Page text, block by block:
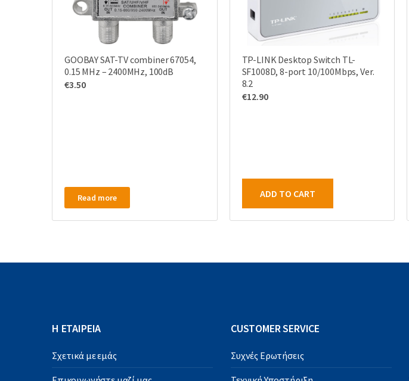
GOOBAY SAT-TV combiner 67054,
0.15 MHz – 2400MHz, 100dB
€3.50
Read more
TP-LINK Desktop Switch TL-
SF1008D, 8-port 10/100Mbps, Ver.
8.2
€12.90
ADD TO CART
Η ΕΤΑΙΡΕΙΑ
Σχετικά με εμάς
CUSTOMER SERVICE
Συχνές Ερωτήσεις